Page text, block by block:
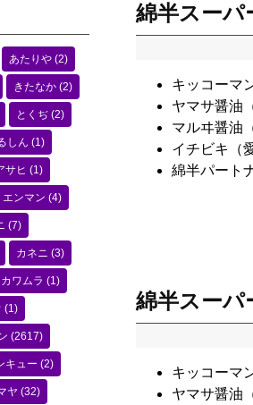
綿半スーパ
キッコーマ
ヤマサ醤油
マルヰ醤油
イチビキ（
綿半パート
綿半スーパ
キッコーマ
ヤマサ醤油
あたりや (2)
きたなか (2)
とくぢ (2)
しん (1)
サヒ (1)
エンマン (4)
(7)
カネニ (3)
カワムラ (1)
(1)
(2617)
キュー (2)
ヤ (32)